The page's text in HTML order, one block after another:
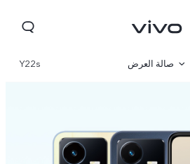
Y22s صالة العرض
مواصفات المنتج